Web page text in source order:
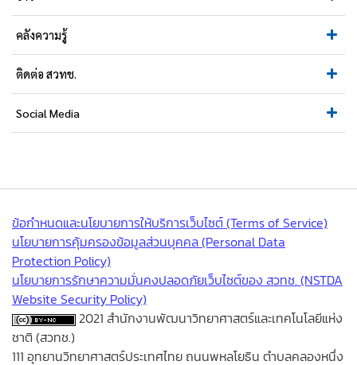
คลังความรู้
ติดต่อ สวทช.
Social Media
ข้อกำหนดและนโยบายการให้บริการเว็บไซต์ (Terms of Service)
นโยบายการคุ้มครองข้อมูลส่วนบุคคล (Personal Data
Protection Policy)
นโยบายการรักษาความมั่นคงปลอดภัยเว็บไซต์ของ สวทช. (NSTDA
Website Security Policy)
2021 สำนักงานพัฒนาวิทยาศาสตร์และเทคโนโลยีแห่ง
ชาติ (สวทช.)
111 อุทยานวิทยาศาสตร์ประเทศไทย ถนนพหลโยธิน ตำบลคลองหนึ่ง